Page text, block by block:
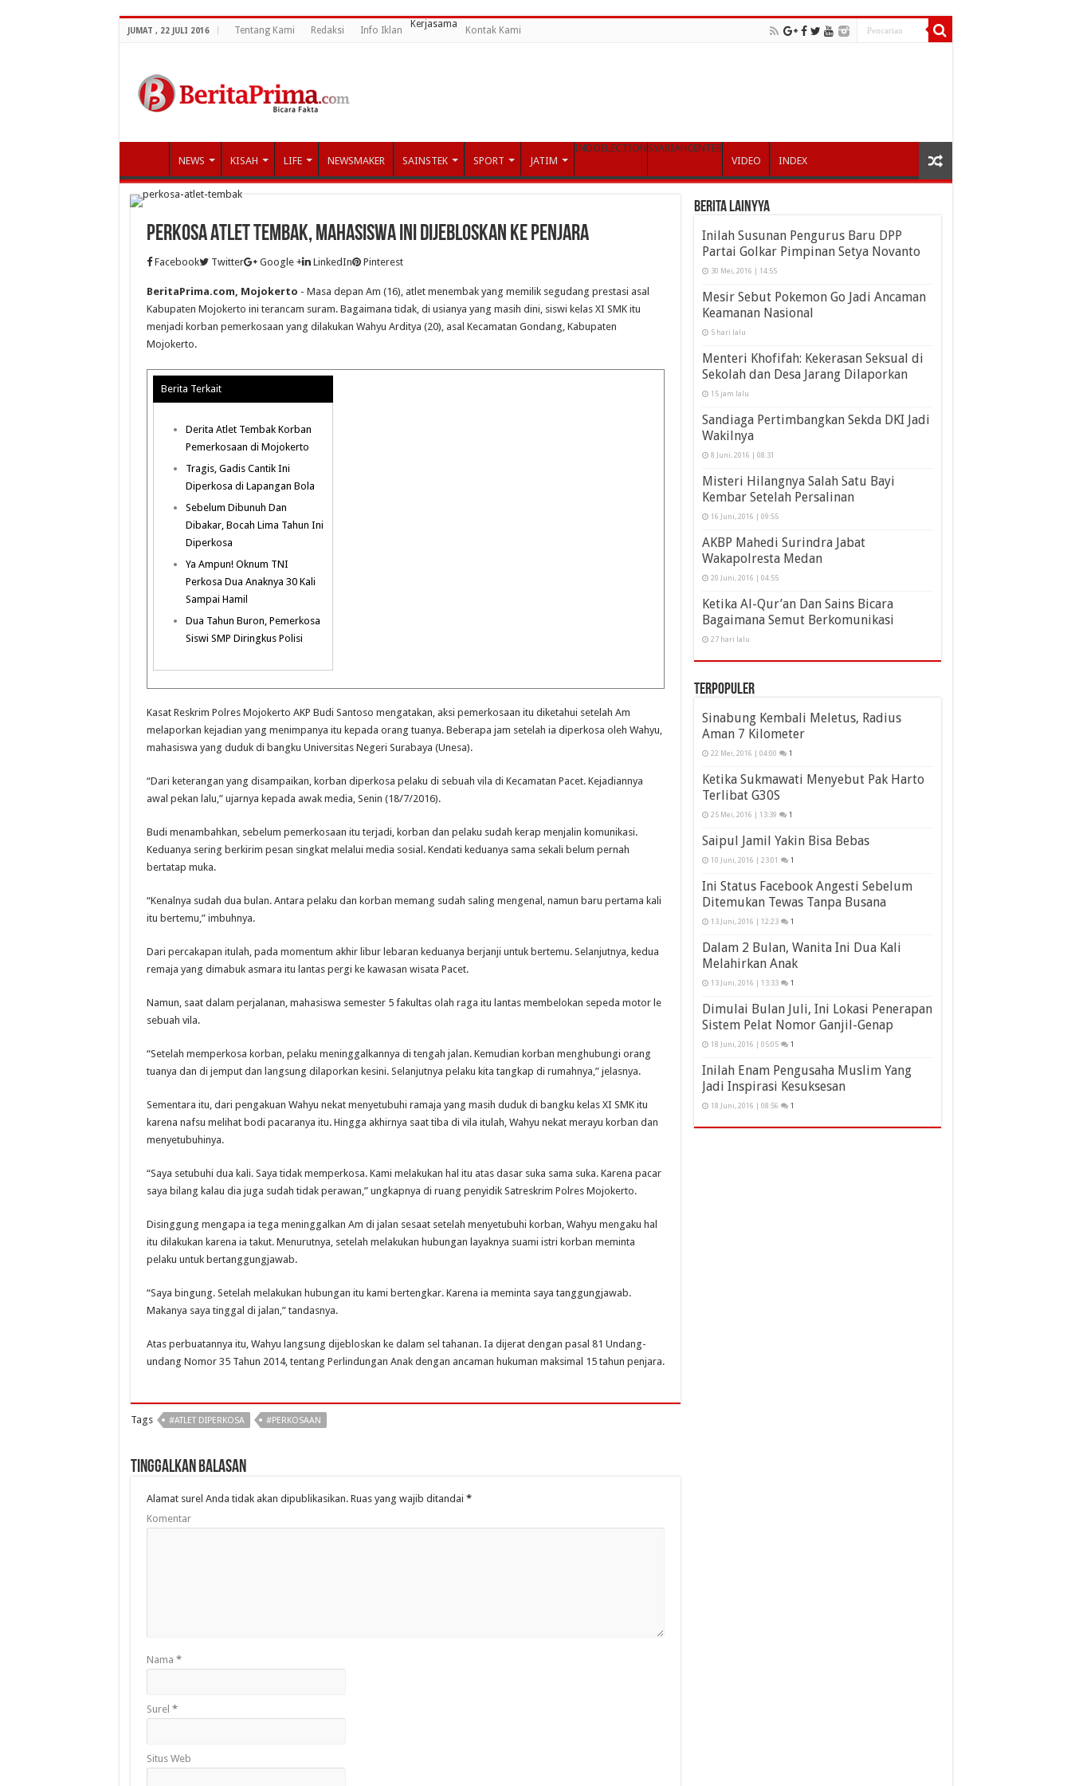
JUMAT , 22 JULI 2016 Tentang Kami Redaksi Info Iklan
Kerjasama
Kontak Kami
NEWS KISAH LIFE NEWSMAKER SAINSTEK SPORT JATIM
INDOELECTION SYARIAHCENTER
VIDEO
INDEX
Perkosa Atlet Tembak, Mahasiswa Ini Dijebloskan ke Penjara
Facebook Twitter Google + LinkedIn Pinterest
BeritaPrima.com, Mojokerto - Masa depan Am (16), atlet menembak yang memilik segudang prestasi asal
Kabupaten Mojokerto ini terancam suram. Bagaimana tidak, di usianya yang masih dini, siswi kelas XI SMK itu
menjadi korban pemerkosaan yang dilakukan Wahyu Arditya (20), asal Kecamatan Gondang, Kabupaten
Mojokerto.
Berita Terkait
Derita Atlet Tembak Korban
Pemerkosaan di Mojokerto
Tragis, Gadis Cantik Ini
Diperkosa di Lapangan Bola
Sebelum Dibunuh Dan
Dibakar, Bocah Lima Tahun Ini
Diperkosa
Ya Ampun! Oknum TNI
Perkosa Dua Anaknya 30 Kali
Sampai Hamil
Dua Tahun Buron, Pemerkosa
Siswi SMP Diringkus Polisi
Kasat Reskrim Polres Mojokerto AKP Budi Santoso mengatakan, aksi pemerkosaan itu diketahui setelah Am
melaporkan kejadian yang menimpanya itu kepada orang tuanya. Beberapa jam setelah ia diperkosa oleh Wahyu,
mahasiswa yang duduk di bangku Universitas Negeri Surabaya (Unesa).
“Dari keterangan yang disampaikan, korban diperkosa pelaku di sebuah vila di Kecamatan Pacet. Kejadiannya
awal pekan lalu,” ujarnya kepada awak media, Senin (18/7/2016).
Budi menambahkan, sebelum pemerkosaan itu terjadi, korban dan pelaku sudah kerap menjalin komunikasi.
Keduanya sering berkirim pesan singkat melalui media sosial. Kendati keduanya sama sekali belum pernah
bertatap muka.
“Kenalnya sudah dua bulan. Antara pelaku dan korban memang sudah saling mengenal, namun baru pertama kali
itu bertemu,” imbuhnya.
Dari percakapan itulah, pada momentum akhir libur lebaran keduanya berjanji untuk bertemu. Selanjutnya, kedua
remaja yang dimabuk asmara itu lantas pergi ke kawasan wisata Pacet.
Namun, saat dalam perjalanan, mahasiswa semester 5 fakultas olah raga itu lantas membelokan sepeda motor le
sebuah vila.
“Setelah memperkosa korban, pelaku meninggalkannya di tengah jalan. Kemudian korban menghubungi orang
tuanya dan di jemput dan langsung dilaporkan kesini. Selanjutnya pelaku kita tangkap di rumahnya,” jelasnya.
Sementara itu, dari pengakuan Wahyu nekat menyetubuhi ramaja yang masih duduk di bangku kelas XI SMK itu
karena nafsu melihat bodi pacaranya itu. Hingga akhirnya saat tiba di vila itulah, Wahyu nekat merayu korban dan
menyetubuhinya.
“Saya setubuhi dua kali. Saya tidak memperkosa. Kami melakukan hal itu atas dasar suka sama suka. Karena pacar
saya bilang kalau dia juga sudah tidak perawan,” ungkapnya di ruang penyidik Satreskrim Polres Mojokerto.
Disinggung mengapa ia tega meninggalkan Am di jalan sesaat setelah menyetubuhi korban, Wahyu mengaku hal
itu dilakukan karena ia takut. Menurutnya, setelah melakukan hubungan layaknya suami istri korban meminta
pelaku untuk bertanggungjawab.
“Saya bingung. Setelah melakukan hubungan itu kami bertengkar. Karena ia meminta saya tanggungjawab.
Makanya saya tinggal di jalan,” tandasnya.
Atas perbuatannya itu, Wahyu langsung dijebloskan ke dalam sel tahanan. Ia dijerat dengan pasal 81 Undang-
undang Nomor 35 Tahun 2014, tentang Perlindungan Anak dengan ancaman hukuman maksimal 15 tahun penjara.
Tags #ATLET DIPERKOSA #PERKOSAAN
Tinggalkan Balasan
Alamat surel Anda tidak akan dipublikasikan.Ruas yang wajib ditandai *
Komentar
Nama *
Surel *
Situs Web
Berita Lainyya
Inilah Susunan Pengurus Baru DPP
Partai Golkar Pimpinan Setya Novanto
30 Mei, 2016 | 14:55
Mesir Sebut Pokemon Go Jadi Ancaman
Keamanan Nasional
5 hari lalu
Menteri Khofifah: Kekerasan Seksual di
Sekolah dan Desa Jarang Dilaporkan
15 jam lalu
Sandiaga Pertimbangkan Sekda DKI Jadi
Wakilnya
8 Juni, 2016 | 08:31
Misteri Hilangnya Salah Satu Bayi
Kembar Setelah Persalinan
16 Juni, 2016 | 09:55
AKBP Mahedi Surindra Jabat
Wakapolresta Medan
20 Juni, 2016 | 04:55
Ketika Al-Qur’an Dan Sains Bicara
Bagaimana Semut Berkomunikasi
27 hari lalu
Terpopuler
Sinabung Kembali Meletus, Radius
Aman 7 Kilometer
22 Mei, 2016 | 04:00 1
Ketika Sukmawati Menyebut Pak Harto
Terlibat G30S
25 Mei, 2016 | 13:39 1
Saipul Jamil Yakin Bisa Bebas
10 Juni, 2016 | 23:01 1
Ini Status Facebook Angesti Sebelum
Ditemukan Tewas Tanpa Busana
13 Juni, 2016 | 12:23 1
Dalam 2 Bulan, Wanita Ini Dua Kali
Melahirkan Anak
13 Juni, 2016 | 13:33 1
Dimulai Bulan Juli, Ini Lokasi Penerapan
Sistem Pelat Nomor Ganjil-Genap
18 Juni, 2016 | 05:05 1
Inilah Enam Pengusaha Muslim Yang
Jadi Inspirasi Kesuksesan
18 Juni, 2016 | 08:56 1